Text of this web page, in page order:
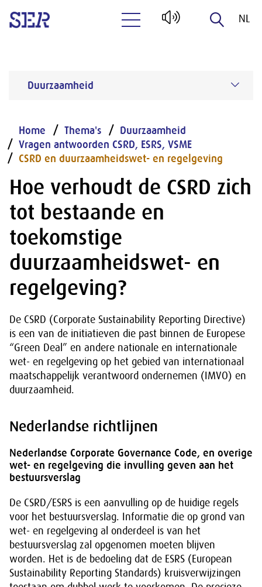
NL
Duurzaamheid
Home Thema's
Duurzaamheid
Vragen antwoorden CSRD, ESRS, VSME
CSRD en duurzaamheidswet- en regelgeving
Hoe verhoudt de CSRD zich
tot bestaande en
toekomstige
duurzaamheidswet- en
regelgeving?
De CSRD (Corporate Sustainability Reporting Directive)
is een van de initiatieven die past binnen de Europese
“Green Deal” en andere nationale en internationale
wet- en regelgeving op het gebied van internationaal
maatschappelijk verantwoord ondernemen (IMVO) en
duurzaamheid.
Nederlandse richtlijnen
Nederlandse Corporate Governance Code, en overige
wet- en regelgeving die invulling geven aan het
bestuursverslag
De CSRD/ESRS is een aanvulling op de huidige regels
voor het bestuursverslag. Informatie die op grond van
wet- en regelgeving al onderdeel is van het
bestuursverslag zal opgenomen moeten blijven
worden. Het is de bedoeling dat de ESRS (European
Sustainability Reporting Standards) kruisverwijzingen